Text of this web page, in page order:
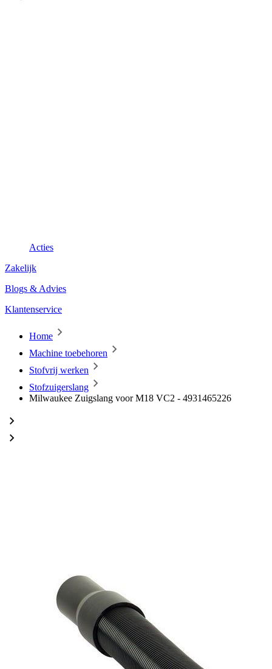
Acties
Zakelijk
Blogs & Advies
Klantenservice
Home
Machine toebehoren
Stofvrij werken
Stofzuigerslang
Milwaukee Zuigslang voor M18 VC2 - 4931465226